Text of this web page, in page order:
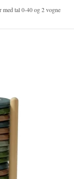
med tal 0-40 og 2 vogne